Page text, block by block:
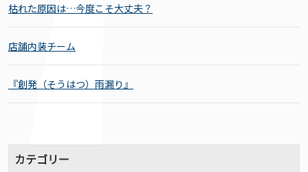
枯れた原因は…今度こそ大丈夫？
店舗内装チーム
『創発（そうはつ）雨漏り』
カテゴリー